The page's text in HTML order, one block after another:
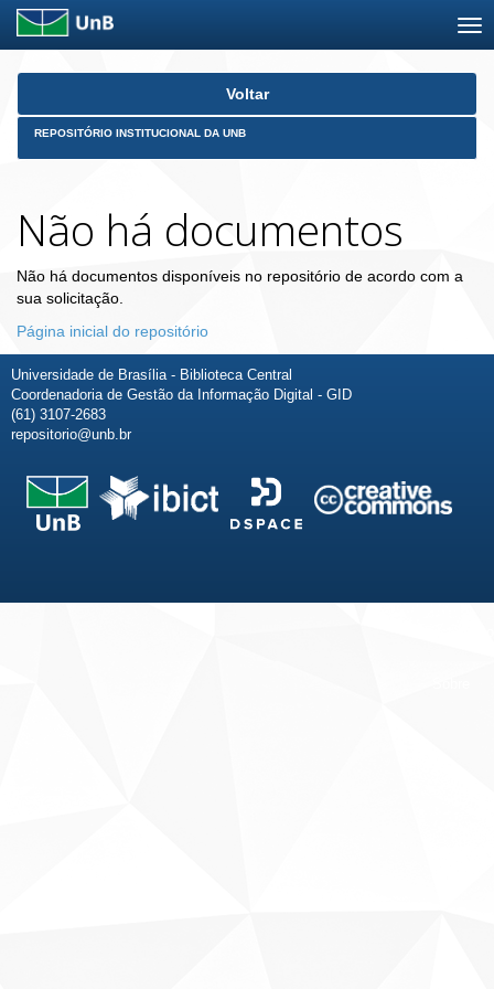
Skip
Voltar
REPOSITÓRIO INSTITUCIONAL DA UNB
Não há documentos
Não há documentos disponíveis no repositório de acordo com a
sua solicitação.
Página inicial do repositório
Universidade de Brasília - Biblioteca Central
Coordenadoria de Gestão da Informação Digital - GID
(61) 3107-2683
repositorio@unb.br